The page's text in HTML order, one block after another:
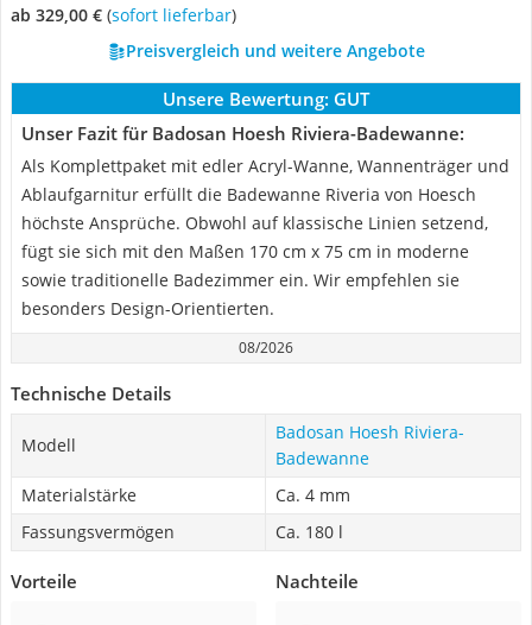
ab 329,00 € ( Sofort lieferbar)
Preisvergleich und weitere Angebote
Unsere Bewertung: GUT
Unser Fazit für Badosan Hoesh Riviera-Badewanne:
Als Komplettpaket mit edler Acryl-Wanne, Wannenträger und
Ablaufgarnitur erfüllt die Badewanne Riveria von Hoesch
höchste Ansprüche. Obwohl auf klassische Linien setzend,
fügt sie sich mit den Maßen 170 cm x 75 cm in moderne
sowie traditionelle Badezimmer ein. Wir empfehlen sie
besonders Design-Orientierten.
08/2026
Technische Details
Modell
Badosan Hoesh Riviera-
Badewanne
Materialstärke
Ca. 4 mm
Fassungsvermögen
Ca. 180 l
Vorteile Nachteile